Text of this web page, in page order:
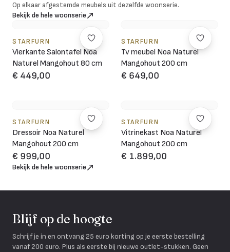
Op elkaar afgestemde meubels uit dezelfde woonserie.
Bekijk de hele woonserie
STARFURN
Vierkante Salontafel Noa
Naturel Mangohout 80 cm
€ 449,00
STARFURN
Tv meubel Noa Naturel
Mangohout 200 cm
€ 649,00
STARFURN
Dressoir Noa Naturel
Mangohout 200 cm
€ 999,00
STARFURN
Vitrinekast Noa Naturel
Mangohout 200 cm
€ 1.899,00
Bekijk de hele woonserie
Blijf op de hoogte
Schrijf je in en ontvang 25 euro korting op je eerste bestelling
vanaf 200 euro. Plus als eerste bij nieuwe outlet-stukken. Geen